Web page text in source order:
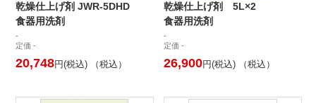
乾燥仕上げ剤 JWR-5DHD
食器用洗剤
-
定価 -
20,748円(税込) （税込）
乾燥仕上げ剤 5L×2
食器用洗剤
-
定価 -
26,900円(税込) （税込）